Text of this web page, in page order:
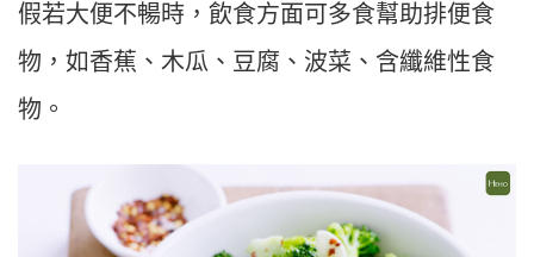
假若大便不暢時，飲食方面可多食幫助排便食
物，如香蕉、木瓜、豆腐、波菜、含纖維性食
物。